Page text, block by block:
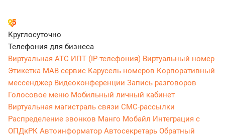
Круглосуточно
Телефония для бизнеса
Виртуальная АТС ИПТ (IP-телефония) Виртуальный номер
Этикетка МАВ сервис Карусель номеров Корпоративный
мессенджер Видеоконференции Запись разговоров
Голосовое меню Мобильный личный кабинет
Виртуальная магистраль связи СМС-рассылки
Распределение звонков Манго Мобайл Интеграция с
ОПДкРК Автоинформатор Автосекретарь Обратный